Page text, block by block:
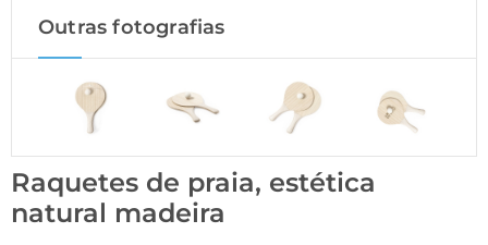
Outras fotografias
Raquetes de praia, estética
natural madeira